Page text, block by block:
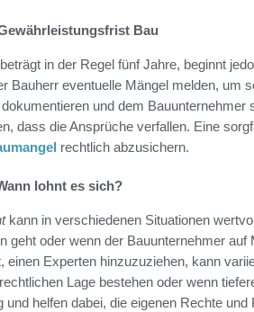
Bau
beträgt in der Regel fünf Jahre, beginnt
Bauherr eventuelle Mängel melden, um
und dem
dass die Ansprüche verfallen. Eine
rechtlich abzusichern.
lohnt es sich?
kann in verschiedenen Situationen
geht oder wenn der Bauunternehmer
einen Experten hinzuzuziehen, kann
Lage bestehen oder wenn
und helfen dabei, die eigenen Rechte